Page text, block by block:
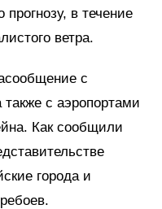
прогнозу, в течение
ветра.
с
с аэропортами
Как сообщили
города и